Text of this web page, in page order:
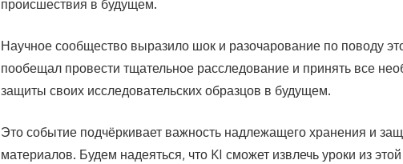
происшествия в будущем.
Научное сообщество выразило шок и разочарование по поводу
пообещал провести тщательное расследование и принять все
защиты своих исследовательских образцов в будущем.
Это событие подчёркивает важность надлежащего хранения и
материалов. Будем надеяться, что KI сможет извлечь уроки из